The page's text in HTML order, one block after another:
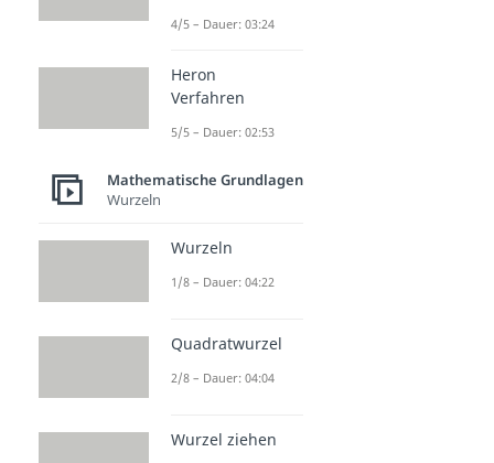
4/5 – Dauer: 03:24
Heron
Verfahren
5/5 – Dauer: 02:53
Mathematische Grundlagen
Wurzeln
Wurzeln
1/8 – Dauer: 04:22
Quadratwurzel
2/8 – Dauer: 04:04
Wurzel ziehen